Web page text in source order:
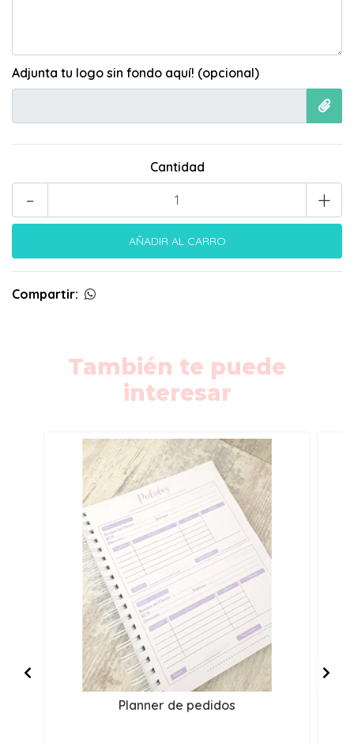
Adjunta tu logo sin fondo aquí! (opcional)
Cantidad
+
-
Compartir:
También te puede
interesar
Planner de pedidos